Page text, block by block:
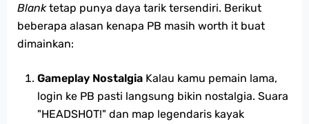
Blanktetap punya daya tarik tersendiri. Berikut
beberapa alasan kenapa PB masih worth it buat
dimainkan:
Gameplay Nostalgia Kalau kamu pemain lama,
login ke PB pasti langsung bikin nostalgia. Suara
"HEADSHOT!" dan map legendaris kayak